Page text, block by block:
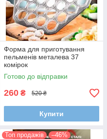
Форма для приготування
пельменів металева 37
комірок
Готово до відправки
260 ₴ 520 ₴
Купити
Топ продажів –46%